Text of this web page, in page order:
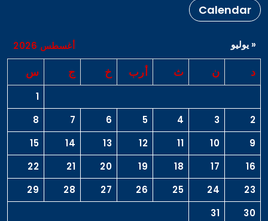
Calendar
أغسطس 2026
د ن ث أرب خ ج س
1
2
3
4
5
6
7
8
9
10
11
12
13
14
15
16
17
18
19
20
21
22
23
24
25
26
27
28
29
30
31
« يوليو